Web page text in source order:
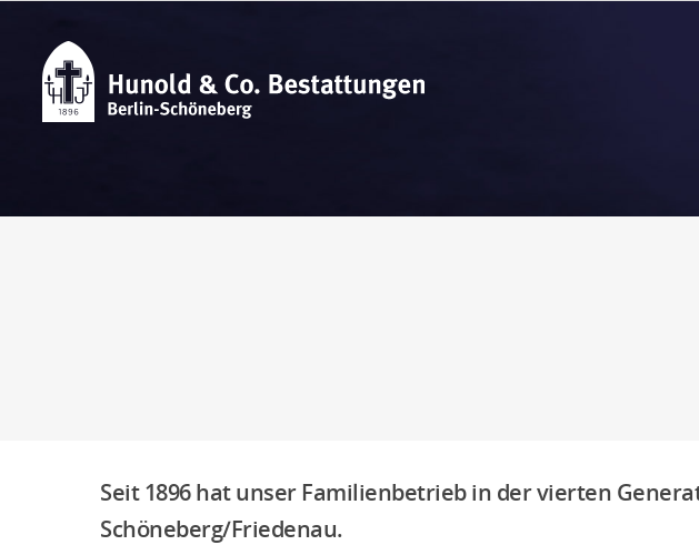
Seit 1896 hat unser Familienbetrieb in der vierten
Schöneberg/Friedenau.